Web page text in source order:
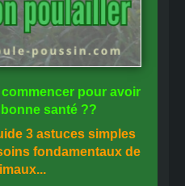
pour avoir
santé ??
3 astuces simples
fondamentaux de